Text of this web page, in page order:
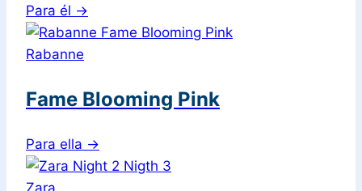
Para él →
Rabanne
Fame Blooming Pink
Para ella →
Zara